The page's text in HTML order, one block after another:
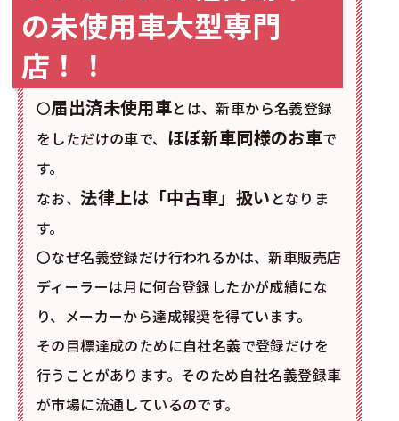
の未使用車大型専門
店！！
〇届出済未使用車とは、新車から名義登録
をしただけの車で、 ほぼ新車同様のお車で
す。
なお、法律上は「中古車」扱い となりま
す。
〇なぜ名義登録だけ行われるかは、新車販売店
ディーラーは月に何台登録したかが成績にな
り、メーカーから達成報奨を得ています。
その目標達成のために自社名義で登録だけを
行うことがあります。そのため自社名義登録車
が市場に流通しているのです。